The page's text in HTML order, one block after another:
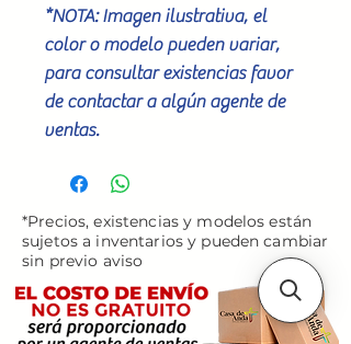
*NOTA: Imagen ilustrativa, el
color o modelo pueden variar,
para consultar existencias favor
de contactar a algún agente de
ventas.
*Precios, existencias y modelos están
sujetos a inventarios y pueden cambiar
sin previo aviso